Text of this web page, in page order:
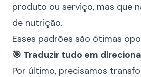
produto ou serviço, mas que
de nutrição.
Esses padrões são ótimas
🎯 Traduzir tudo em
Por último, precisamos